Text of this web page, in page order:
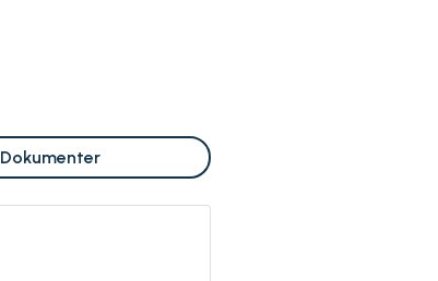
Dokumenter